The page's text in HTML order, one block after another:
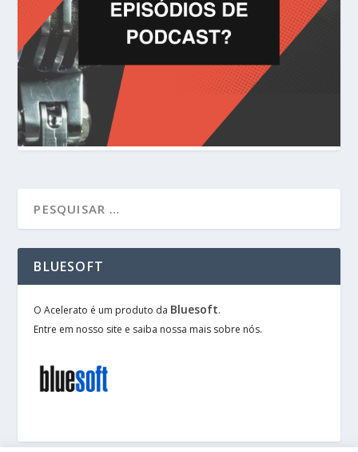
BLUESOFT
O Acelerato é um produto da Bluesoft.
Entre em nosso site e saiba nossa mais sobre nós.